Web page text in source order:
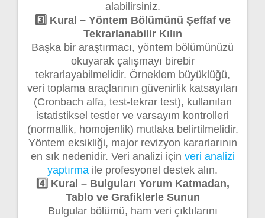
alabilirsiniz.
3️⃣ Kural – Yöntem Bölümünü Şeffaf ve
Tekrarlanabilir Kılın
Başka bir araştırmacı, yöntem bölümünüzü
okuyarak çalışmayı birebir
tekrarlayabilmelidir. Örneklem büyüklüğü,
veri toplama araçlarının güvenirlik katsayıları
(Cronbach alfa, test-tekrar test), kullanılan
istatistiksel testler ve varsayım kontrolleri
(normallik, homojenlik) mutlaka belirtilmelidir.
Yöntem eksikliği, major revizyon kararlarının
en sık nedenidir. Veri analizi için veri analizi
yaptırma ile profesyonel destek alın.
4️⃣ Kural – Bulguları Yorum Katmadan,
Tablo ve Grafiklerle Sunun
Bulgular bölümü, ham veri çıktılarını